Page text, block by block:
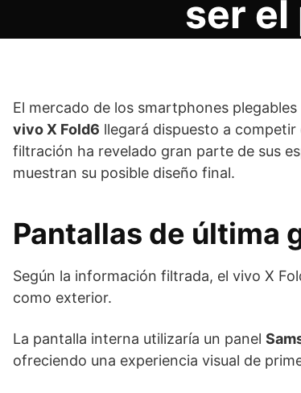
ser el
El mercado de los smartphones
vivo X Fold6 llegará dispuesto a
filtración ha revelado gran parte de sus
muestran su posible diseño final.
Pantallas de última
Según la información filtrada, el vivo X
como exterior.
La pantalla interna utilizaría un panel
ofreciendo una experiencia visual de